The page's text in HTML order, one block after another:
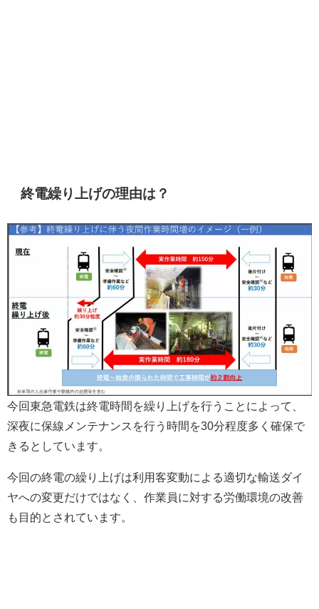
終電繰り上げの理由は？
今回東急電鉄は終電時間を繰り上げを行うことによって、
深夜に保線メンテナンスを行う時間を30分程度多く確保で
きるとしています。
今回の終電の繰り上げは利用客変動による適切な輸送ダイ
ヤへの変更だけではなく、作業員に対する労働環境の改善
も目的とされています。